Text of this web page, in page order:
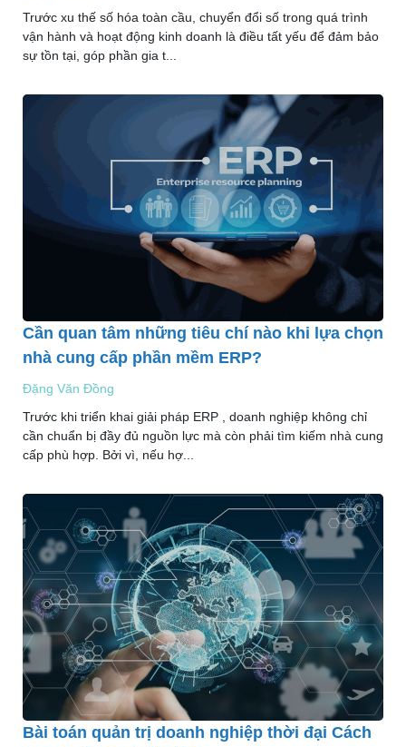
Trước xu thế số hóa toàn cầu, chuyển đổi số trong quá trình
vận hành và hoạt động kinh doanh là điều tất yếu để đảm bảo
sự tồn tại, góp phần gia t...
Cần quan tâm những tiêu chí nào khi lựa chọn
nhà cung cấp phần mềm ERP?
Đặng Văn Đồng
Trước khi triển khai giải pháp ERP , doanh nghiệp không chỉ
cần chuẩn bị đầy đủ nguồn lực mà còn phải tìm kiếm nhà cung
cấp phù hợp. Bởi vì, nếu hợ...
Bài toán quản trị doanh nghiệp thời đại Cách